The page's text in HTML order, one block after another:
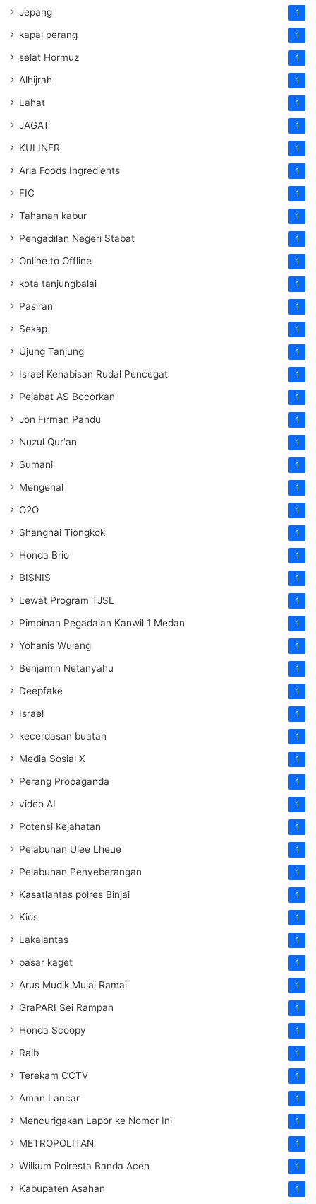
Jepang 1
kapal perang 1
selat Hormuz 1
Alhijrah 1
Lahat 1
JAGAT 1
KULINER 1
Arla Foods Ingredients 1
FIC 1
Tahanan kabur 1
Pengadilan Negeri Stabat 1
Online to Offline 1
kota tanjungbalai 1
Pasiran 1
Sekap 1
Ujung Tanjung 1
Israel Kehabisan Rudal Pencegat 1
Pejabat AS Bocorkan 1
Jon Firman Pandu 1
Nuzul Qur'an 1
Sumani 1
Mengenal 1
O2O 1
Shanghai Tiongkok 1
Honda Brio 1
BISNIS 1
Lewat Program TJSL 1
Pimpinan Pegadaian Kanwil 1 Medan 1
Yohanis Wulang 1
Benjamin Netanyahu 1
Deepfake 1
Israel 1
kecerdasan buatan 1
Media Sosial X 1
Perang Propaganda 1
video AI 1
Potensi Kejahatan 1
Pelabuhan Ulee Lheue 1
Pelabuhan Penyeberangan 1
Kasatlantas polres Binjai 1
Kios 1
Lakalantas 1
pasar kaget 1
Arus Mudik Mulai Ramai 1
GraPARI Sei Rampah 1
Honda Scoopy 1
Raib 1
Terekam CCTV 1
Aman Lancar 1
Mencurigakan Lapor ke Nomor Ini 1
METROPOLITAN 1
Wilkum Polresta Banda Aceh 1
Kabupaten Asahan 1